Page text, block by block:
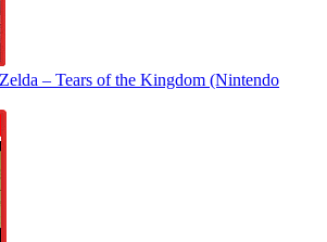
– Tears of the Kingdom (Nintendo